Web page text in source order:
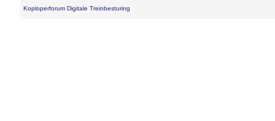
Koploperforum Digitale Treinbesturing